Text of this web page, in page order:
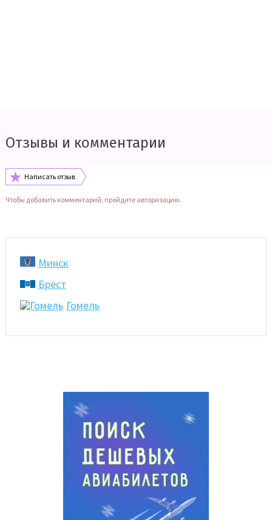
Отзывы и комментарии
Написать отзыв
Чтобы добавить комментарий, пройдите авторизацию.
Минск
Брест
Гомель